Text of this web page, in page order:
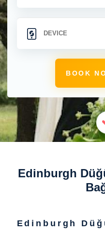
BOOK
Edinburgh
Edinburgh